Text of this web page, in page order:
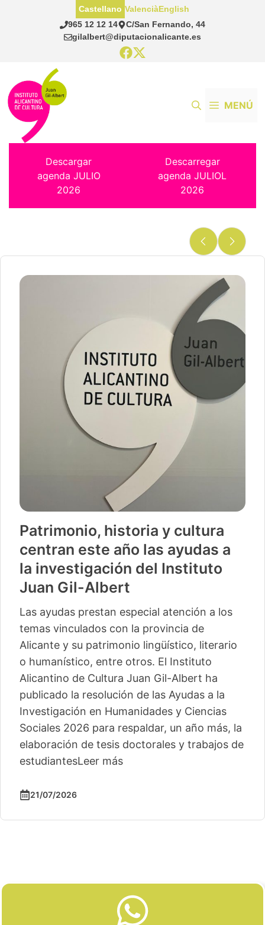
965 12 12 14
C/San Fernando, 44
gilalbert@diputacionalicante.es
Castellano ValenciàEnglish
MENÚ
Descargar
agenda JULIO
2026
Descarregar
agenda JULIOL
2026
Patrimonio, historia y cultura
centran este año las ayudas a
la investigación del Instituto
Juan Gil-Albert
Las ayudas prestan especial atención a los
temas vinculados con la provincia de
Alicante y su patrimonio lingüístico, literario
o humanístico, entre otros. El Instituto
Alicantino de Cultura Juan Gil-Albert ha
publicado la resolución de las Ayudas a la
Investigación en Humanidades y Ciencias
Sociales 2026 para respaldar, un año más, la
elaboración de tesis doctorales y trabajos de
estudiantesLeer más
21/07/2026